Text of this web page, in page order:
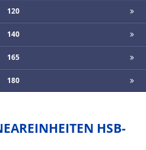
120
140
165
180
HSB-